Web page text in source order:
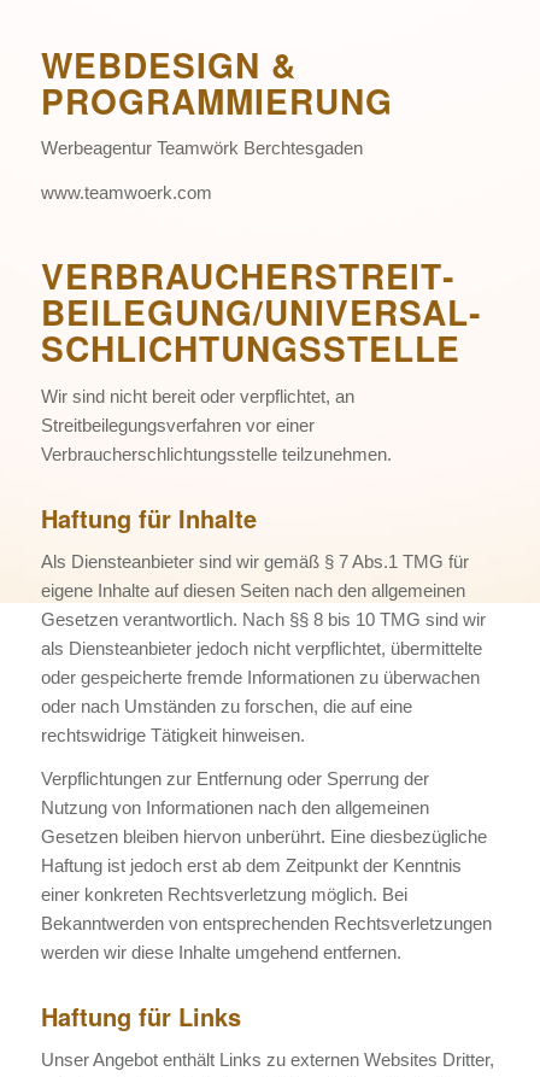
WEBDESIGN &
PROGRAMMIERUNG
Werbeagentur Teamwörk Berchtesgaden
www.teamwoerk.com
VERBRAUCHER­STREIT­
BEILEGUNG/UNIVERSAL­
SCHLICHTUNGS­STELLE
Wir sind nicht bereit oder verpflichtet, an
Streitbeilegungsverfahren vor einer
Verbraucherschlichtungsstelle teilzunehmen.
Haftung für Inhalte
Als Diensteanbieter sind wir gemäß § 7 Abs.1 TMG für
eigene Inhalte auf diesen Seiten nach den allgemeinen
Gesetzen verantwortlich. Nach §§ 8 bis 10 TMG sind wir
als Diensteanbieter jedoch nicht verpflichtet, übermittelte
oder gespeicherte fremde Informationen zu überwachen
oder nach Umständen zu forschen, die auf eine
rechtswidrige Tätigkeit hinweisen.
Verpflichtungen zur Entfernung oder Sperrung der
Nutzung von Informationen nach den allgemeinen
Gesetzen bleiben hiervon unberührt. Eine diesbezügliche
Haftung ist jedoch erst ab dem Zeitpunkt der Kenntnis
einer konkreten Rechtsverletzung möglich. Bei
Bekanntwerden von entsprechenden Rechtsverletzungen
werden wir diese Inhalte umgehend entfernen.
Haftung für Links
Unser Angebot enthält Links zu externen Websites Dritter,